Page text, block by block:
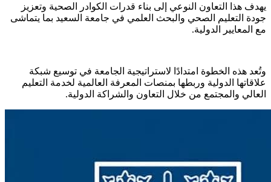
يهدف هذا التعاون النوعي إلى بناء قدرات الكوادر الصحية وتعزيز
جودة التعليم الصحي والبحث العلمي في جامعة السعيد بما يتماشى
مع المعايير الدولية.
وتُعد هذه الخطوة امتدادًا لاستراتيجية الجامعة في توسيع شبكة
علاقاتها الدولية وربطها بمنصات المعرفة العالمية لخدمة التعليم
العالي والمجتمع من خلال التعاون والشراكة الدولية.